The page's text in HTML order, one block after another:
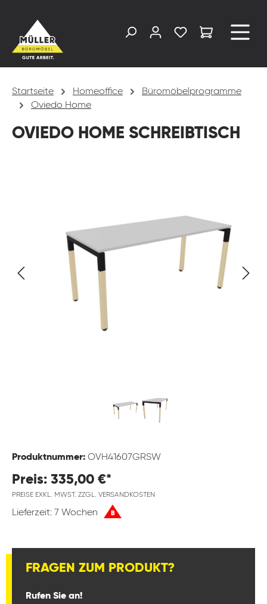
Startseite Homeoffice
Büromöbelprogramme
Oviedo Home
OVIEDO HOME SCHREIBTISCH
Produktnummer: OVH41607GRSW
Preis: 335,00 €*
PREISE EXKL. MWST. ZZGL. VERSANDKOSTEN
Lieferzeit: 7 Wochen B
FRAGEN ZUM PRODUKT?
Rufen Sie an!